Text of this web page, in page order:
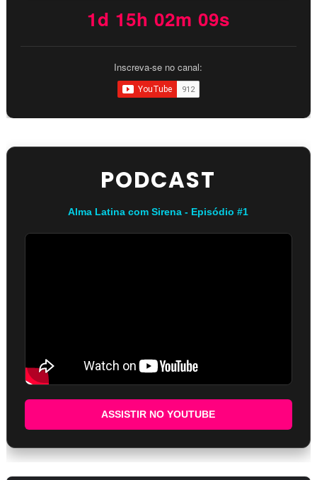
1d 15h 02m 08s
Inscreva-se no canal:
PODCAST
Alma Latina com Sirena - Episódio #1
ASSISTIR NO YOUTUBE